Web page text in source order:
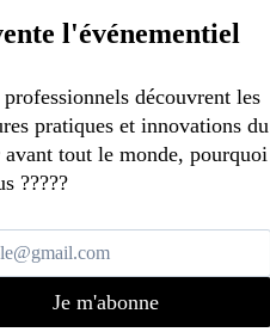
l'événementiel
découvrent les
pratiques et innovations du
avant tout le monde, pourquoi
?????
Je m'abonne